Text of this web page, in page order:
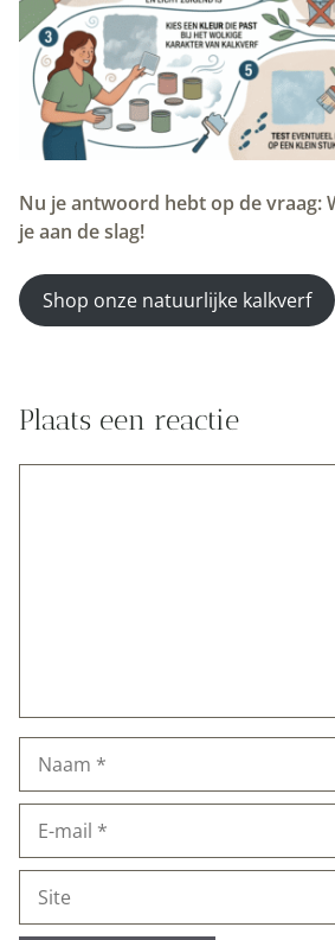
Nu je antwoord hebt op de vraag:
je aan de slag!
Shop onze natuurlijke kalkverf
Plaats een reactie
mail
Site